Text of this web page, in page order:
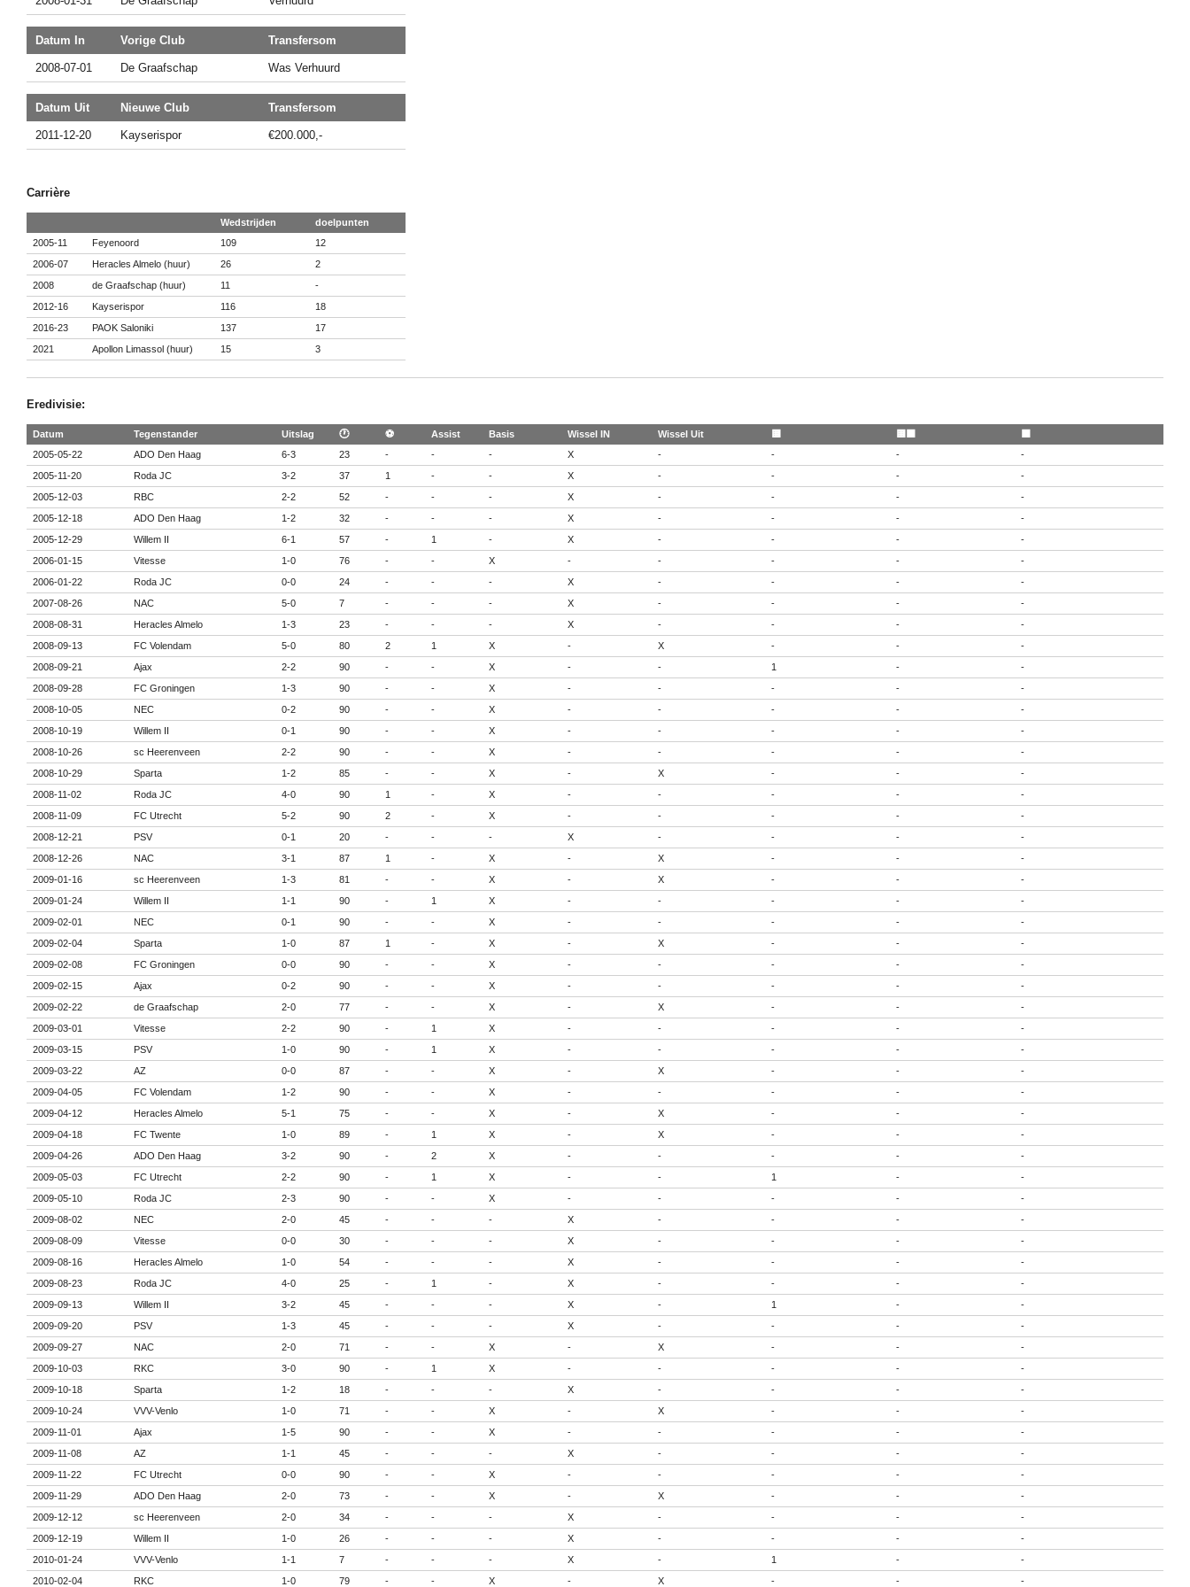
Datum In Vorige Club Transfersom
2008-07-01 De Graafschap Was Verhuurd
Datum Uit Nieuwe Club Transfersom
2011-12-20 Kayserispor €200.000,-
Carrière
Wedstrijden
doelpunten
2005-11
Feyenoord 109
12
2006-07
Heracles Almelo (huur) 26
2
2008
de Graafschap (huur) 11
-
2012-16
Kayserispor 116
18
2016-23
PAOK Saloniki 137
17
2021
Apollon Limassol (huur) 15 3
Eredivisie:
Datum Tegenstander Uitslag 🕐 ⚽ Assist Basis Wissel IN Wissel Uit 🟨 🟨🟥
2005-05-22
ADO Den Haag 6-3 23 - - - X - - -
-
2005-11-20
Roda JC 3-2 37 1 - - X - - -
-
2005-12-03
RBC 2-2 52 - - - X - - -
-
2005-12-18
ADO Den Haag 1-2 32 - - - X - - -
-
2005-12-29
Willem II 6-1 57 - 1 - X - - -
-
2006-01-15
Vitesse 1-0 76 - - X - - - -
-
2006-01-22
Roda JC 0-0 24 - - - X - - -
-
2007-08-26
NAC 5-0 7 - - - X - - -
-
2008-08-31
Heracles Almelo 1-3 23 - - - X - - -
-
2008-09-13
FC Volendam 5-0 80 2 1 X - X - -
-
2008-09-21
Ajax 2-2 90 - - X - - 1 -
-
2008-09-28
FC Groningen 1-3 90 - - X - - - -
-
2008-10-05
NEC 0-2 90 - - X - - - -
-
2008-10-19
Willem II 0-1 90 - - X - - - -
-
2008-10-26
sc Heerenveen 2-2 90 - - X - - - -
-
2008-10-29
Sparta 1-2 85 - - X - X - -
-
2008-11-02
Roda JC 4-0 90 1 - X - - - -
-
2008-11-09
FC Utrecht 5-2 90 2 - X - - - -
-
2008-12-21
PSV 0-1 20 - - - X - - -
-
2008-12-26
NAC 3-1 87 1 - X - X - -
-
2009-01-16
sc Heerenveen 1-3 81 - - X - X - -
-
2009-01-24
Willem II 1-1 90 - 1 X - - - -
-
2009-02-01
NEC 0-1 90 - - X - - - -
-
2009-02-04
Sparta 1-0 87 1 - X - X - -
-
2009-02-08
FC Groningen 0-0 90 - - X - - - -
-
2009-02-15
Ajax 0-2 90 - - X - - - -
-
2009-02-22
de Graafschap 2-0 77 - - X - X - -
-
2009-03-01
Vitesse 2-2 90 - 1 X - - - -
-
2009-03-15
PSV 1-0 90 - 1 X - - - -
-
2009-03-22
AZ 0-0 87 - - X - X - -
-
2009-04-05
FC Volendam 1-2 90 - - X - - - -
-
2009-04-12
Heracles Almelo 5-1 75 - - X - X - -
-
2009-04-18
FC Twente 1-0 89 - 1 X - X - -
-
2009-04-26
ADO Den Haag 3-2 90 - 2 X - - - -
-
2009-05-03
FC Utrecht 2-2 90 - 1 X - - 1 -
-
2009-05-10
Roda JC 2-3 90 - - X - - - -
-
2009-08-02
NEC 2-0 45 - - - X - - -
-
2009-08-09
Vitesse 0-0 30 - - - X - - -
-
2009-08-16
Heracles Almelo 1-0 54 - - - X - - -
-
2009-08-23
Roda JC 4-0 25 - 1 - X - - -
-
2009-09-13
Willem II 3-2 45 - - - X - 1 -
-
2009-09-20
PSV 1-3 45 - - - X - - -
-
2009-09-27
NAC 2-0 71 - - X - X - -
-
2009-10-03
RKC 3-0 90 - 1 X - - - -
-
2009-10-18
Sparta 1-2 18 - - - X - - -
-
2009-10-24
VVV-Venlo 1-0 71 - - X - X - -
-
2009-11-01
Ajax 1-5 90 - - X - - - -
-
2009-11-08
AZ 1-1 45 - - - X - - -
-
2009-11-22
FC Utrecht 0-0 90 - - X - - - -
-
2009-11-29
ADO Den Haag 2-0 73 - - X - X - -
-
2009-12-12
sc Heerenveen 2-0 34 - - - X - - -
-
2009-12-19
Willem II 1-0 26 - - - X - - -
-
2010-01-24
VVV-Venlo 1-1 7 - - - X - 1 -
-
2010-02-04
RKC 1-0 79 - - X - X - - -